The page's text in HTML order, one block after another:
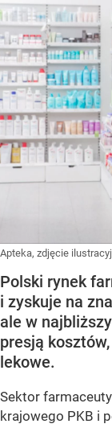
Apteka, zdjęcie
Polski rynek
i zyskuje na
ale w
presją
lekowe.
Sektor
krajowego PKB i